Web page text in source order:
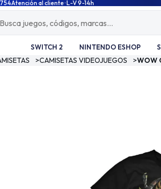
Atención al cliente · L-V 9-14h
SWITCH 2 NINTENDO ESHOP
>CAMISETAS VIDEOJUEGOS >WOW